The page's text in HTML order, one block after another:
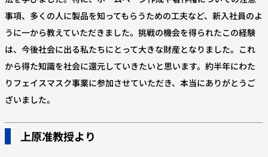
事項、多くの人に製品を知ってもらうための工夫など、新入社員のよ
うに一から教えていただきました。挑戦の機会を得られたこの経験
は、今後社会に出る私たちにとって大きな財産となりました。これ
から得た知識を社会に還元していきたいと思います。約半年にわた
りフェイスマスク事業に参加させていただき、本当にありがとうご
ざいました。
上原准教授より